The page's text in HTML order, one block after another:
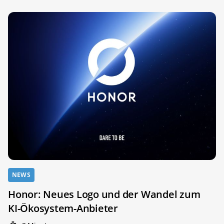
NEWS
Honor: Neues Logo und der Wandel zum
KI-Ökosystem-Anbieter